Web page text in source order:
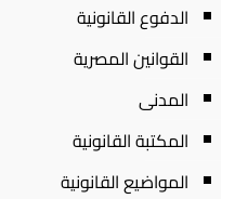
الدفوع القانونية
القوانين المصرية
المدنى
المكتبة القانونية
المواضيع القانونية